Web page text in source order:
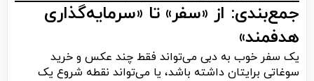
جمع‌بندی: از «سفر» تا «سرمایه‌گذاری
هدفمند»
یک سفر خوب به دبی می‌تواند فقط چند عکس و خرید
سوغاتی برایتان داشته باشد، یا می‌تواند نقطه شروع یک